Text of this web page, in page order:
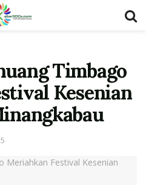
Timbago
Kesenian